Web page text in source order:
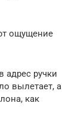
ощущение
адрес ручки
вылетает, а
как